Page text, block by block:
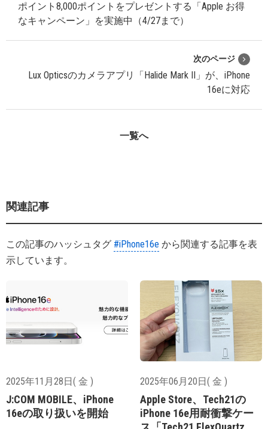
ポイント8,000ポイントをプレゼントする「Apple お得
なキャンペーン」を実施中（4/27まで）
次のページ
Lux Opticsのカメラアプリ「Halide Mark II」が、iPhone
16eに対応
一覧へ
関連記事
この記事のハッシュタグ #iPhone16e から関連する記事を表
示しています。
2025年11月28日( 金 )
J:COM MOBILE、iPhone
16eの取り扱いを開始
2025年06月20日( 金 )
Apple Store、Tech21の
iPhone 16e用耐衝撃ケー